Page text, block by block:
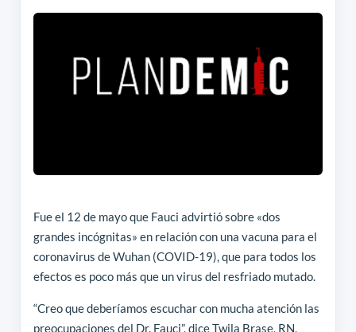
Fue el 12 de mayo que Fauci advirtió sobre «dos
grandes incógnitas» en relación con una vacuna para el
coronavirus de Wuhan (COVID-19), que para todos los
efectos es poco más que un virus del resfriado mutado.
“Creo que deberíamos escuchar con mucha atención las
preocupaciones del Dr. Fauci”, dice Twila Brase, RN,